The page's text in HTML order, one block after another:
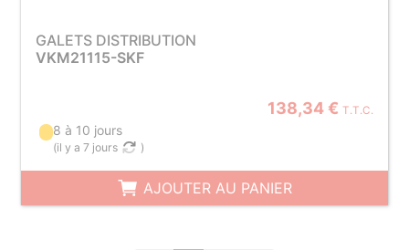
GALETS DISTRIBUTION
VKM21115-SKF
138,34 € T.T.C.
8 à 10 jours
(il y a 7 jours )
AJOUTER AU PANIER